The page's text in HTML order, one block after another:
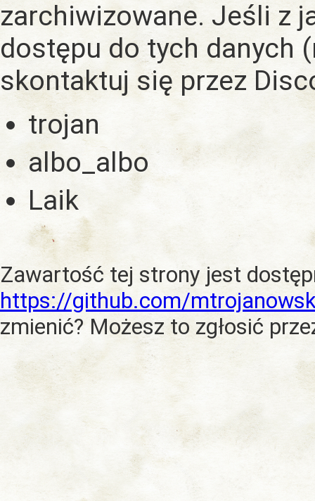
zarchiwizowane. Jeśli z
dostępu do tych danych
skontaktuj się przez
trojan
albo_albo
Laik
Zawartość tej strony jest
https://github.com/
zmienić? Możesz to zgłosić